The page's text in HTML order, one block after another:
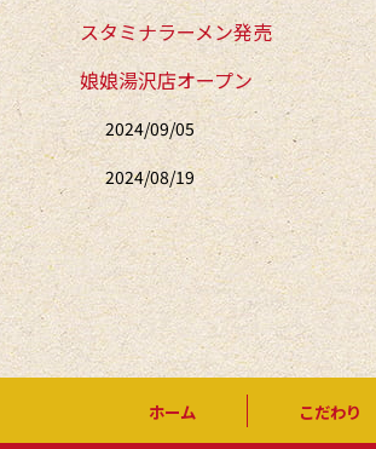
スタミナラーメン発売
娘娘湯沢店オープン
2024/09/05
2024/08/19
ホーム こだわり